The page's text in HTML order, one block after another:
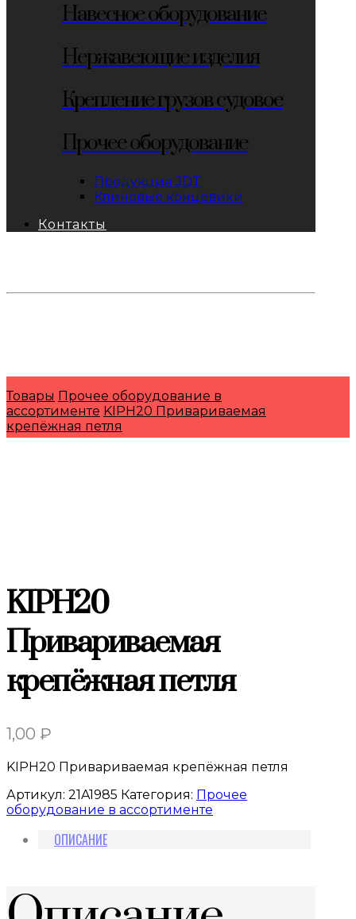
Навесное оборудование
Нержавеющие изделия
Крепление грузов судовое
Прочее оборудование
Продукция JDT
Клиновые концевики
Контакты
Товары Прочее оборудование в
ассортименте KIPH20 Привариваемая
крепёжная петля
KIPH20
Привариваемая
крепёжная петля
1,00 ₽
KIPH20 Привариваемая крепёжная петля
Артикул: 21A1985 Категория: Прочее
оборудование в ассортименте
ОПИСАНИЕ